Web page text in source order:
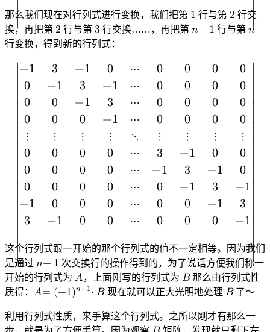
∣
∣
那么我们现在对行列式进行变换，我们把第 1
1
行与第 2
2
行交
换，再把第 2
2
行与第 3
3
行交换……，再把第 𝑛− 1
n−1
行与第 𝑛
n
行变换，得到新的行列式：
∣
∣
−1 3 −1 0 ⋯ 0 0 0
0
0
−1 3 −1 ⋯ 0 0 0
0
0
0 −1 3 ⋯ 0 0 0
0
0
0 0 −1 ⋯ 0 0 0
0
⋮
⋮ ⋮ ⋮ ⋱ ⋮ ⋮ ⋮
⋮
0
0 0 0 ⋯ 3 −1 0
0
0
0 0 0 ⋯ −1 3 −1
0
0
0 0 0 ⋯ 0 −1 3 −1
−1 0 0 0 ⋯ 0 0 −1
3
3
−1 0 0 ⋯ 0 0 0 −1
∣
这个行列式跟一开始的那个行列式的值不一定相等。因为我们
是通过 𝑛− 1
n−1
次交换行的操作得到的，为了说话方便我们称一
开始的行列式为 𝐴
A
，上面刚写的行列式为 𝐵
B
那么由行列式性
质得： 𝐴= (−1)𝑛−1⋅𝐵现在就可以正大光明地处理 𝐵了～
利用行列式性质，来手算这个行列式。之所以刚才有那么一